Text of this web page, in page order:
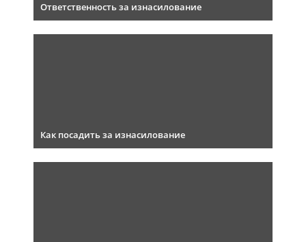
Ответственность за изнасилование
Как посадить за изнасилование